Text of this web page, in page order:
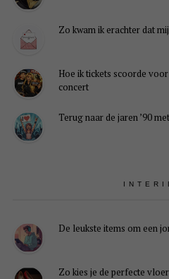
Zo kwam ik erachter dat
Hoe ik tickets scoorde
concert
Terug naar de jaren ’90
De leukste items om een
Zo kies je de perfecte